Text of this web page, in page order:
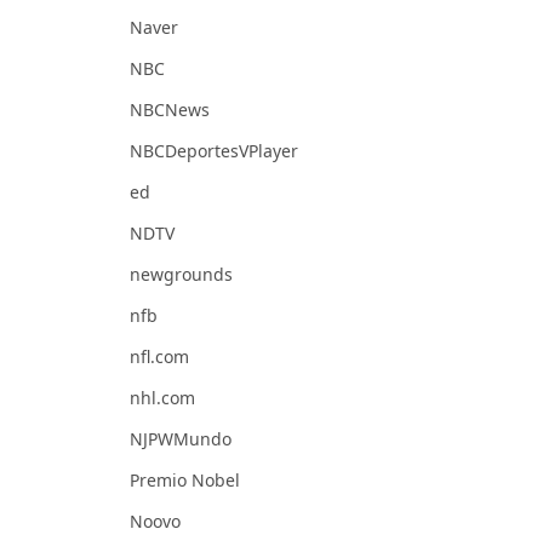
Naver
NBC
NBCNews
NBCDeportesVPlayer
ed
NDTV
newgrounds
nfb
nfl.com
nhl.com
NJPWMundo
Premio Nobel
Noovo